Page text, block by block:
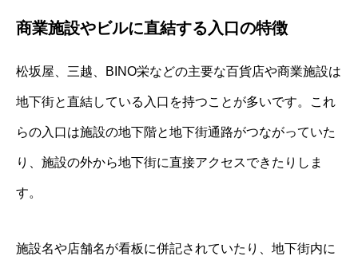
商業施設やビルに直結する入口の特徴
松坂屋、三越、BINO栄などの主要な百貨店や商業施設は
地下街と直結している入口を持つことが多いです。これ
らの入口は施設の地下階と地下街通路がつながっていた
り、施設の外から地下街に直接アクセスできたりしま
す。
施設名や店舗名が看板に併記されていたり、地下街内に